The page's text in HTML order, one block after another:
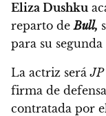
Eliza Dushku
reparto deBull,
para su
La actriz seráJP
firma de
contratada por